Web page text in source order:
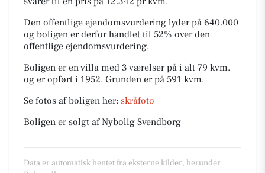
Den offentlige ejendomsvurdering lyder på 640.000
og boligen er derfor handlet til 52% over den
offentlige ejendomsvurdering.
Boligen er en villa med 3 værelser på i alt 79 kvm.
og er opført i 1952. Grunden er på 591 kvm.
Se fotos af boligen her: skråfoto
Boligen er solgt af Nybolig Svendborg
Data er automatisk hentet fra eksterne kilder, herunder